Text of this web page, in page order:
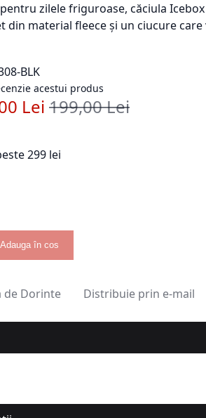
zilele friguroase, căciula
din material fleece și un ciucure
BLK
acestui produs
Lei Pret standard
199,00 Lei
299 lei
Adauga în cos
de Dorinte Distribuie prin e-mail